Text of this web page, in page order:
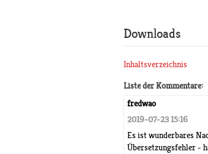
Downloads
Inhaltsverzeichnis
Liste der Kommentare:
fredwao
2019-07-23 15:16
Es ist wunderbares
Übersetzungsfehler -